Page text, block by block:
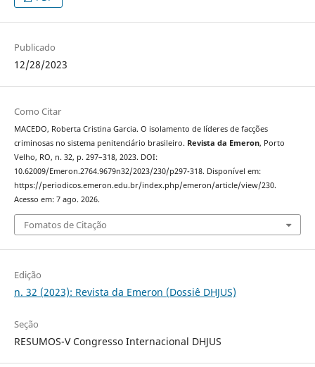
Publicado
12/28/2023
Como Citar
MACEDO, Roberta Cristina Garcia. O isolamento de líderes de facções
criminosas no sistema penitenciário brasileiro. Revista da Emeron, Porto
Velho, RO, n. 32, p. 297–318, 2023. DOI:
10.62009/Emeron.2764.9679n32/2023/230/p297-318. Disponível em:
https://periodicos.emeron.edu.br/index.php/emeron/article/view/230.
Acesso em: 7 ago. 2026.
Fomatos de Citação
Edição
n. 32 (2023): Revista da Emeron (Dossiê DHJUS)
Seção
RESUMOS-V Congresso Internacional DHJUS